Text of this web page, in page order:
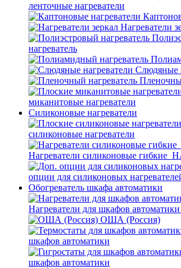
ленточные нагреватели
Нагреватели
нагреватель
Слюдяные
миканитовые нагреватели
Силиконовые нагреватели
силиконовые нагреватели
Нагреватели силиконовые
опции для силиконовых
Обогреватель шкафа автоматики
Нагреватели для шкафов
ОША (Россия)
шкафов автоматики
шкафов автоматики